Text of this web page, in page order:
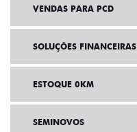
VENDAS PARA PCD
SOLUÇÕES FINANCEIRAS
ESTOQUE 0KM
SEMINOVOS